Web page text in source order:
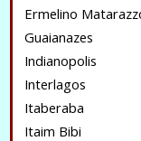
Ermelino
Guaianazes
Indianopolis
Interlagos
Itaberaba
Itaim Bibi